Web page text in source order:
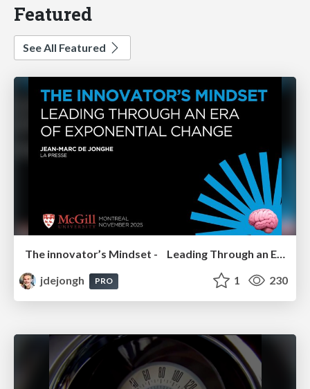
Featured
See All Featured
The innovator’s Mindset - Leading Through an Era of Exponential Change - McGill University 2025
jdejongh
PRO 1 230